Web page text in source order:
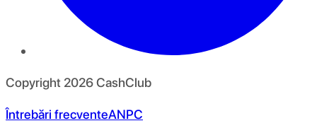
Copyright 2026CashClub
Întrebări frecventeANPC